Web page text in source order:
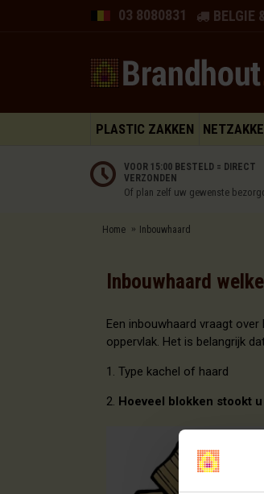
03 8080831 BELGIE
PLASTIC ZAKKEN
VOOR 15:00 BESTELD = DIRECT
VERZONDEN
Of plan zelf uw gewenste
Home Inbouwhaard
Inbouwhaard
Een inbouwhaard vraagt
oppervlak. Het is belangrijk
1. Type kachel of haard
2. Hoeveel blokken stookt